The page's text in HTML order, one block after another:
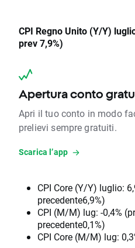
CPI Regno Unito (Y/Y)
prev 7,9%)
Apertura conto
Apri il tuo conto in modo
prelievi sempre gratuiti.
Scarica l’app
CPI Core (Y/Y) luglio:
precedente6,9%)
CPI (M/M) lug: -0,4%
precedente0,1%)
CPI Core (M/M) lug: